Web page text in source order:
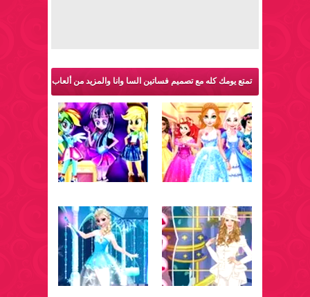
تمتع يومك كله مع تصميم فساتين السا وانا والمزيد من ألعاب
تلبيس: